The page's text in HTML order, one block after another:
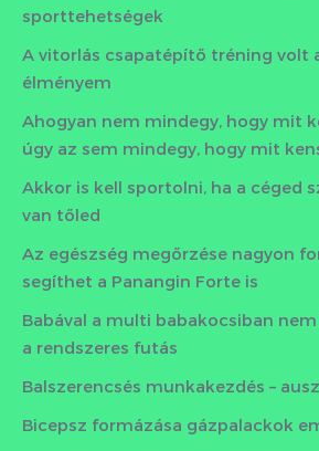
sporttehetségek
A vitorlás csapatépítő tréning volt
élményem
Ahogyan nem mindegy, hogy mit
úgy az sem mindegy, hogy mit
Akkor is kell sportolni, ha a céged
van tőled
Az egészség megőrzése nagyon
segíthet a Panangin Forte is
Babával a multi babakocsiban
a rendszeres futás
Balszerencsés munkakezdés –
Bicepsz formázása gázpalackok